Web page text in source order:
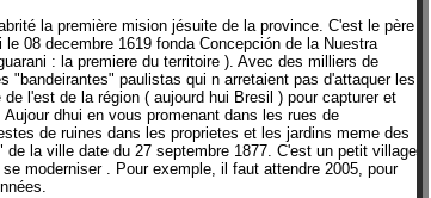
la première mision jésuite de la province. C'est le père
08 decembre 1619 fonda Concepción de la Nuestra
: la premiere du territoire ). Avec des milliers de
"bandeirantes" paulistas qui n arretaient pas d'attaquer les
l'est de la région ( aujourd hui Bresil ) pour capturer et
dhui en vous promenant dans les rues de
de ruines dans les proprietes et les jardins meme des
la ville date du 27 septembre 1877. C'est un petit village
moderniser . Pour exemple, il faut attendre 2005, pour